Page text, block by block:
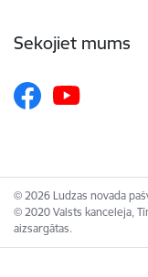
Sekojiet mums
© 2026 Ludzas novada
© 2020 Valsts kanceleja,
aizsargātas.